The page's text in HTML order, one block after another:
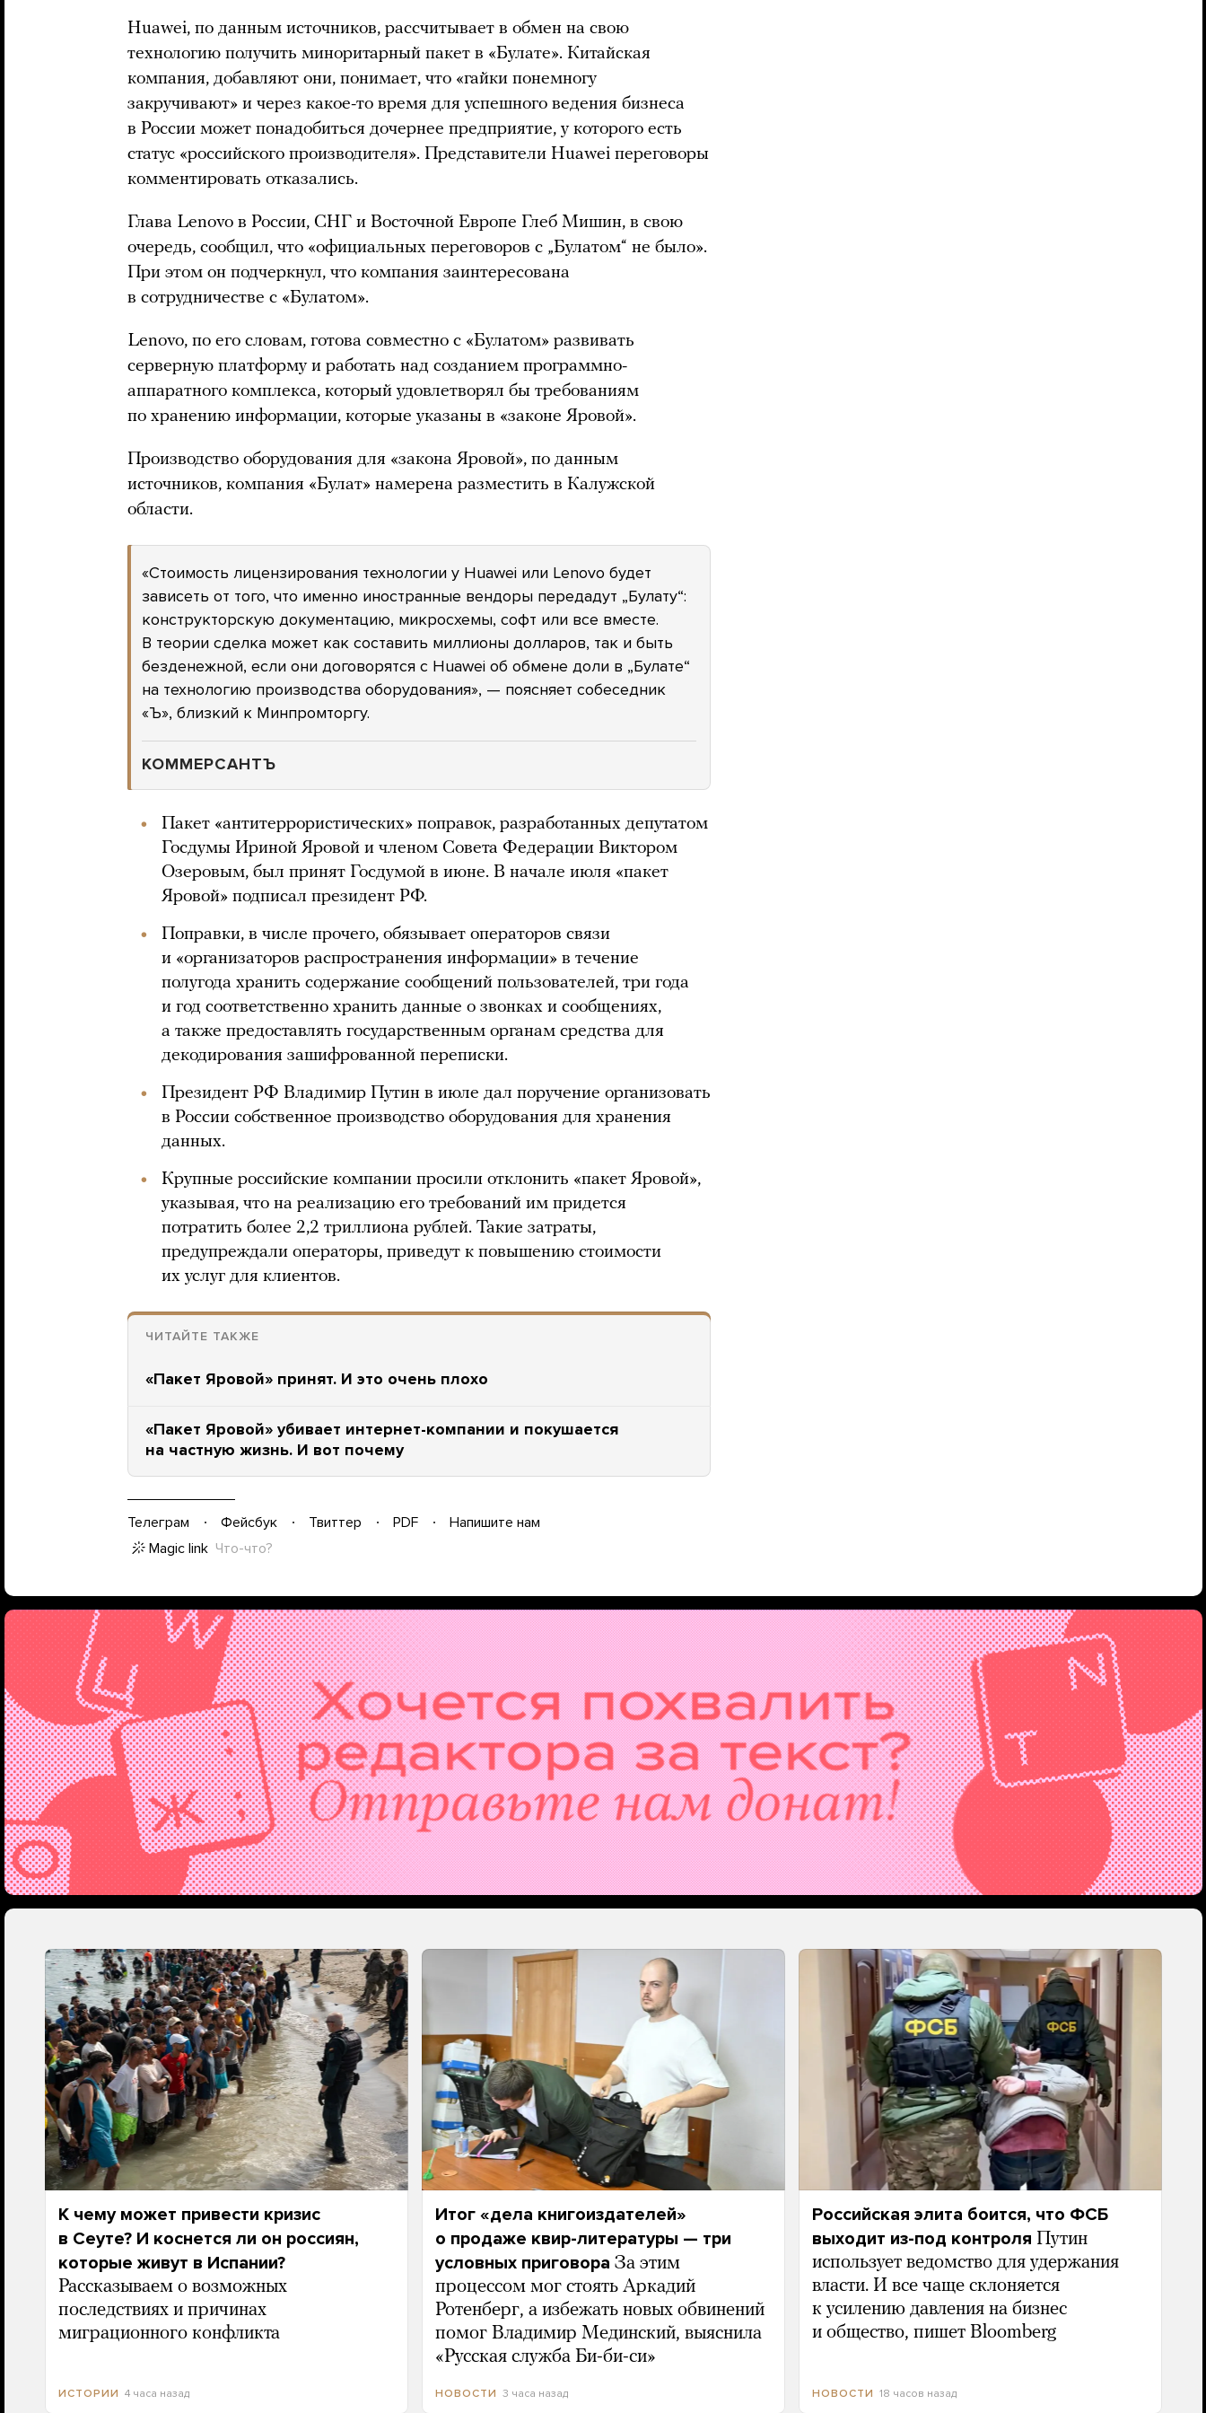
Huawei, по данным источников, рассчитывает в обмен на свою
технологию получить миноритарный пакет в «Булате». Китайская
компания, добавляют они, понимает, что «гайки понемногу
закручивают» и через какое-то время для успешного ведения бизнеса
в России может понадобиться дочернее предприятие, у которого есть
статус «российского производителя». Представители Huawei переговоры
комментировать отказались.
Глава Lenovo в России, СНГ и Восточной Европе Глеб Мишин, в свою
очередь, сообщил, что «официальных переговоров с „Булатом“ не было».
При этом он подчеркнул, что компания заинтересована
в сотрудничестве с «Булатом».
Lenovo, по его словам, готова совместно с «Булатом» развивать
серверную платформу и работать над созданием программно-
аппаратного комплекса, который удовлетворял бы требованиям
по хранению информации, которые указаны в «законе Яровой».
Производство оборудования для «закона Яровой», по данным
источников, компания «Булат» намерена разместить в Калужской
области.
«Стоимость лицензирования технологии у Huawei или Lenovo будет
зависеть от того, что именно иностранные вендоры передадут „Булату“:
конструкторскую документацию, микросхемы, софт или все вместе.
В теории сделка может как составить миллионы долларов, так и быть
безденежной, если они договорятся с Huawei об обмене доли в „Булате“
на технологию производства оборудования», — поясняет собеседник
«Ъ», близкий к Минпромторгу.
КОММЕРСАНТЪ
Пакет «антитеррористических» поправок, разработанных депутатом
Госдумы Ириной Яровой и членом Совета Федерации Виктором
Озеровым, был принят Госдумой в июне. В начале июля «пакет
Яровой» подписал президент РФ.
Поправки, в числе прочего, обязывает операторов связи
и «организаторов распространения информации» в течение
полугода хранить содержание сообщений пользователей, три года
и год соответственно хранить данные о звонках и сообщениях,
а также предоставлять государственным органам средства для
декодирования зашифрованной переписки.
Президент РФ Владимир Путин в июле дал поручение организовать
в России собственное производство оборудования для хранения
данных.
Крупные российские компании просили отклонить «пакет Яровой»,
указывая, что на реализацию его требований им придется
потратить более 2,2 триллиона рублей. Такие затраты,
предупреждали операторы, приведут к повышению стоимости
их услуг для клиентов.
ЧИТАЙТЕ ТАКЖЕ
«Пакет Яровой» принят. И это очень плохо
«Пакет Яровой» убивает интернет-компании и покушается
на частную жизнь. И вот почему
Телеграм Фейсбук Твиттер PDF
Напишите нам
Magic link Что-что?
К чему может привести кризис
в Сеуте? И коснется ли он россиян,
которые живут в Испании?
Рассказываем о возможных
последствиях и причинах
миграционного конфликта
ИСТОРИИ 4 часа назад
Итог «дела книгоиздателей»
о продаже квир-литературы — три
условных приговора За этим
процессом мог стоять Аркадий
Ротенберг, а избежать новых обвинений
помог Владимир Мединский, выяснила
«Русская служба Би-би-си»
НОВОСТИ 3 часа назад
Российская элита боится, что ФСБ
выходит из-под контроля Путин
использует ведомство для удержания
власти. И все чаще склоняется
к усилению давления на бизнес
и общество, пишет Bloomberg
НОВОСТИ 18 часов назад